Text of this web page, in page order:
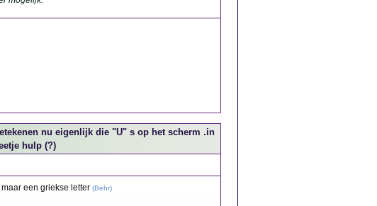
nu eigenlijk die "U" s op het scherm .in
hulp (?)
een griekse letter (Behr)